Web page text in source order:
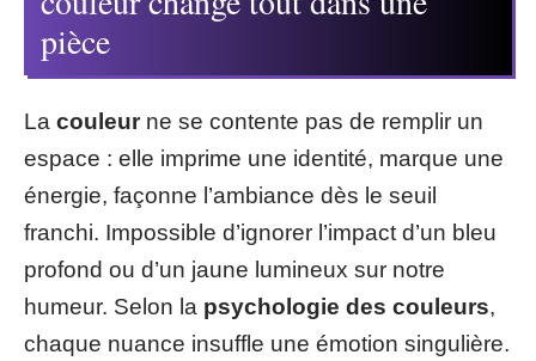
pièce
La couleurne se contente pas de remplir un
espace : elle imprime une identité, marque une
énergie, façonne l’ambiance dès le seuil
franchi. Impossible d’ignorer l’impact d’un bleu
profond ou d’un jaune lumineux sur notre
humeur. Selon la psychologie des couleurs,
chaque nuance insuffle une émotion singulière.